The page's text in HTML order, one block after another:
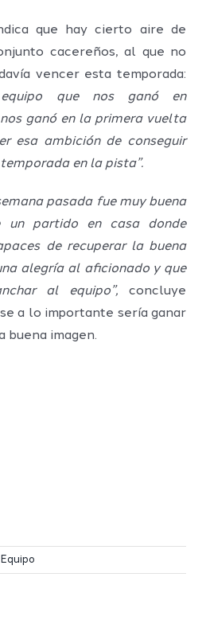
que hay cierto aire de
cacereños, al que no
vencer esta temporada:
que nos ganó en
ganó en la primera vuelta
esa ambición de conseguir
en la pista”.
pasada fue muy buena
un partido en casa donde
de recuperar la buena
alegría al aficionado y que
al equipo”, concluye
a lo importante sería ganar
buena imagen.